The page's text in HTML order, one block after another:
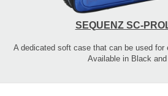
SEQUENZ SC-
A dedicated soft case that can be used for
Available in Black